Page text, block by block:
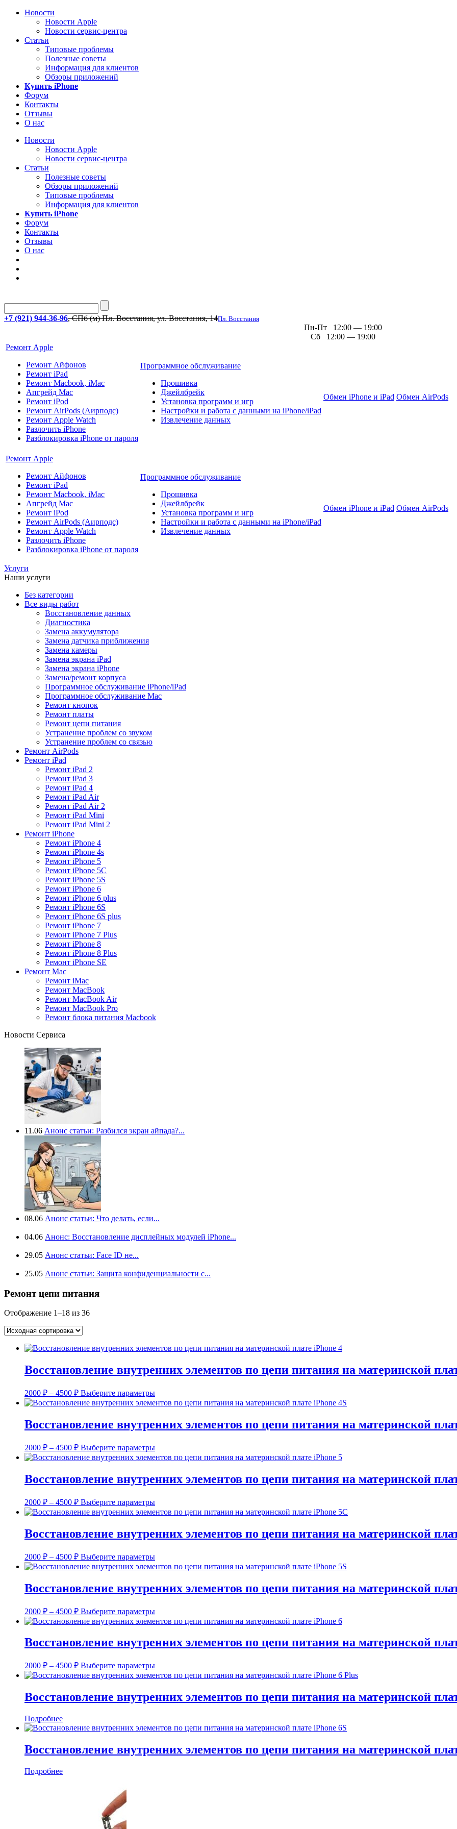
Новости
Новости Apple
Новости сервис-центра
Статьи
Типовые проблемы
Полезные советы
Информация для клиентов
Обзоры приложений
Купить iPhone
Форум
Контакты
Отзывы
О нас
Новости
Новости Apple
Новости сервис-центра
Статьи
Полезные советы
Обзоры приложений
Типовые проблемы
Информация для клиентов
Купить iPhone
Форум
Контакты
Отзывы
О нас
+7 (921) 944-36-96, СПб (м) Пл. Восстания, ул. Восстания, 14Пл. Восстания
Пн-Пт 12:00 — 19:00
Сб 12:00 — 19:00
Ремонт Apple
Ремонт Айфонов
Ремонт iPad
Ремонт Macbook, iMac
Апгрейд Mac
Ремонт iPod
Ремонт AirPods (Аирподс)
Ремонт Apple Watch
Разлочить iPhone
Разблокировка iPhone от пароля
Программное обслуживание
Прошивка
Джейлбрейк
Установка программ и игр
Настройки и работа с данными на iPhone/iPad
Извлечение данных
Обмен iPhone и iPad Обмен AirPods
Ремонт Apple
Ремонт Айфонов
Ремонт iPad
Ремонт Macbook, iMac
Апгрейд Mac
Ремонт iPod
Ремонт AirPods (Аирподс)
Ремонт Apple Watch
Разлочить iPhone
Разблокировка iPhone от пароля
Программное обслуживание
Прошивка
Джейлбрейк
Установка программ и игр
Настройки и работа с данными на iPhone/iPad
Извлечение данных
Обмен iPhone и iPad Обмен AirPods
Услуги
Наши услуги
Без категории
Все виды работ
Восстановление данных
Диагностика
Замена аккумулятора
Замена датчика приближения
Замена камеры
Замена экрана iPad
Замена экрана iPhone
Замена/ремонт корпуса
Программное обслуживание iPhone/iPad
Программное обслуживание Mac
Ремонт кнопок
Ремонт платы
Ремонт цепи питания
Устранение проблем со звуком
Устранение проблем со связью
Ремонт AirPods
Ремонт iPad
Ремонт iPad 2
Ремонт iPad 3
Ремонт iPad 4
Ремонт iPad Air
Ремонт iPad Air 2
Ремонт iPad Mini
Ремонт iPad Mini 2
Ремонт iPhone
Ремонт iPhone 4
Ремонт iPhone 4s
Ремонт iPhone 5
Ремонт iPhone 5C
Ремонт iPhone 5S
Ремонт iPhone 6
Ремонт iPhone 6 plus
Ремонт iPhone 6S
Ремонт iPhone 6S plus
Ремонт iPhone 7
Ремонт iPhone 7 Plus
Ремонт iPhone 8
Ремонт iPhone 8 Plus
Ремонт iPhone SE
Ремонт Mac
Ремонт iMac
Ремонт MacBook
Ремонт MacBook Air
Ремонт MacBook Pro
Ремонт блока питания Macbook
Новости Сервиса
11.06 Анонс статьи: Разбился экран айпада?...
08.06 Анонс статьи: Что делать, если...
04.06 Анонс: Восстановление дисплейных модулей iPhone...
29.05 Анонс статьи: Face ID не...
25.05 Анонс статьи: Защита конфиденциальности с...
Ремонт цепи питания
Отображение 1–18 из 36
Восстановление внутренних элементов по цепи питания на материнской
2000 ₽ – 4500 ₽Диапазон
цен:
4500 ₽
Выберите параметрыЭтот
товар
имеет
вариаций.
можно
выбрать
товара.
Восстановление внутренних элементов по цепи питания на материнской
2000 ₽ – 4500 ₽Диапазон
цен:
4500 ₽
Выберите параметрыЭтот
товар
имеет
вариаций.
можно
выбрать
товара.
Восстановление внутренних элементов по цепи питания на материнской
2000 ₽ – 4500 ₽Диапазон
цен:
4500 ₽
Выберите параметрыЭтот
товар
имеет
вариаций.
можно
выбрать
товара.
Восстановление внутренних элементов по цепи питания на материнской
2000 ₽ – 4500 ₽Диапазон
цен:
4500 ₽
Выберите параметрыЭтот
товар
имеет
вариаций.
можно
выбрать
товара.
Восстановление внутренних элементов по цепи питания на материнской
2000 ₽ – 4500 ₽Диапазон
цен:
–
4500 ₽
Выберите параметрыЭтот
товар
имеет
вариаций.
можно
выбрать
товара.
Восстановление внутренних элементов по цепи питания на материнской
2000 ₽ – 4500 ₽Диапазон
цен:
4500 ₽
Выберите параметрыЭтот
товар
имеет
вариаций.
выбрать
странице
товара.
Восстановление внутренних элементов по цепи питания на материнской
Подробнее
Восстановление внутренних элементов по цепи питания на материнской
Подробнее